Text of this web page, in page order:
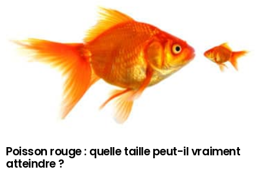
Poisson rouge : quelle taille peut-il vraiment
atteindre ?